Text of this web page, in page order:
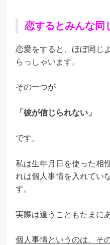
恋するとみんな同
恋愛をすると、ほぼ同じ
らっしゃいます。
その一つが
「彼が信じられない」
です。
私は生年月日を使った相
れは個人事情を入れてい
す。
実際は違うこともたまに
個人事情というのは、そ